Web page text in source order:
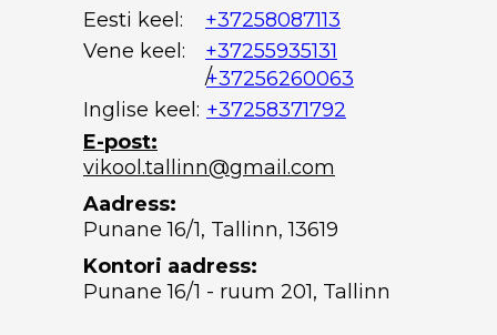
Inglise keel: +37258371792
Vene keel:
+37255935131
/+37256260063
Eesti keel: +37258087113
Kontori aadress:
Punane 16/1 - ruum 201, Tallinn
Aadress:
Punane 16/1, Tallinn, 13619
E-post:
vikool.tallinn@gmail.com